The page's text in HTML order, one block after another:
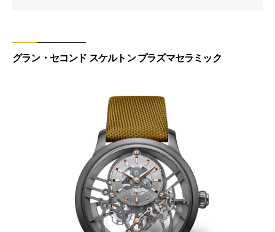
グラン・セコンド スケルトン プラズマセラミック